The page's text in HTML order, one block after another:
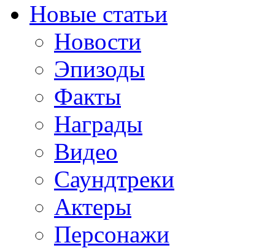
Новые статьи
Новости
Эпизоды
Факты
Награды
Видео
Саундтреки
Актеры
Персонажи